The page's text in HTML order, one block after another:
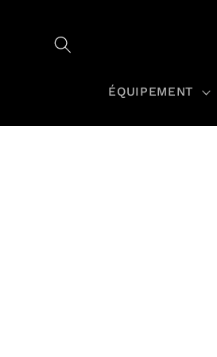
contenu
ÉQUIPEMENT